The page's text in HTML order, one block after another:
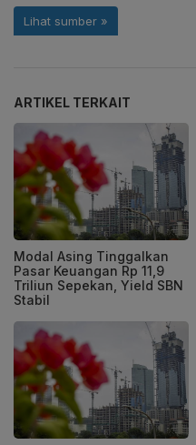
ARTIKEL TERKAIT
Modal Asing Tinggalkan
Pasar Keuangan Rp 11,9
Triliun Sepekan, Yield SBN
Stabil